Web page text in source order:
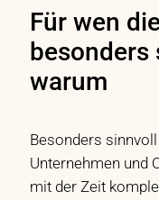
Für wen
besonders
warum
Besonders
Unternehmen und
mit der Zeit